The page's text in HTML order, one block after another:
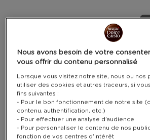
changed
Nous avons besoin de votre
vous offrir du contenu personnalisé
Lorsque vous visitez notre site, nous ou nos
utiliser des cookies et autres traceurs, si
fins suivantes :
- Pour le bon fonctionnement de notre site
contenu, authentification, etc.)
- Pour effectuer une analyse d'audience
- Pour personnaliser le contenu de nos
fonction de vos centres d'intérêt